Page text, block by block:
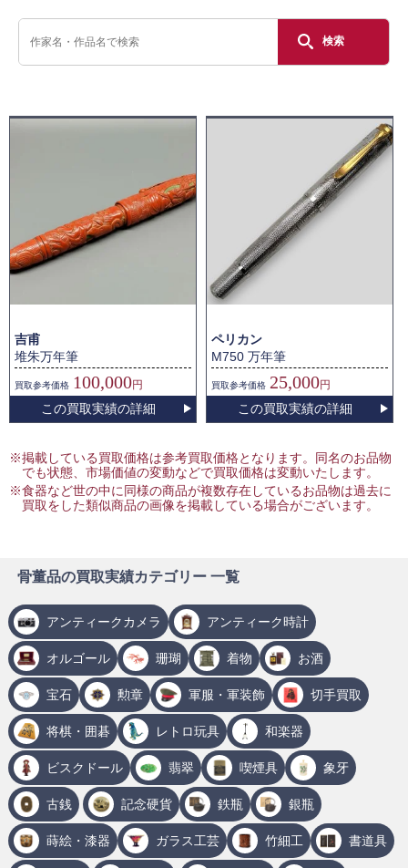
検索
吉甫
堆朱万年筆
買取参考価格 100,000円
この買取実績の詳細
ペリカン
M750 万年筆
買取参考価格 25,000円
この買取実績の詳細
※掲載している買取価格は参考買取価格となります。同名のお品物
でも状態、市場価値の変動などで買取価格は変動いたします。
※食器など世の中に同様の商品が複数存在しているお品物は過去に
買取をした類似商品の画像を掲載している場合がございます。
骨董品の買取実績カテゴリー 一覧
アンティークカメラ アンティーク時計
オルゴール 珊瑚 着物 お酒
宝石 勲章 軍服・軍装飾 切手買取
将棋・囲碁 レトロ玩具 和楽器
ビスクドール 翡翠 喫煙具 象牙
古銭 記念硬貨 鉄瓶 銀瓶
蒔絵・漆器 ガラス工芸 竹細工 書道具